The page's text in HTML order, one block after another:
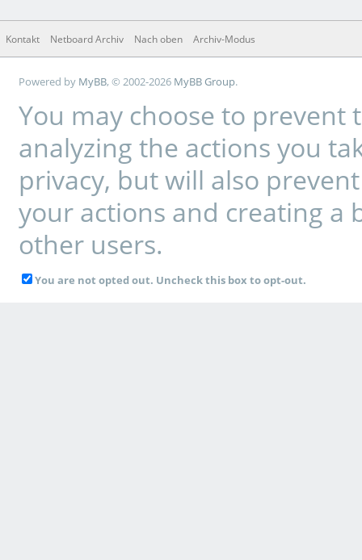
Kontakt Netboard Archiv Nach oben Archiv-Modus
Powered by MyBB, © 2002-2026 MyBB Group.
You may choose to
analyzing the actions you
privacy, but will also
your actions and creating a
other users.
You are not opted out. Uncheck this box to opt-out.